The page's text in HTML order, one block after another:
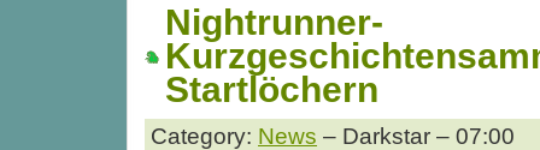
Nightrunner-
Startlöchern
Category: News – Darkstar – 07:00